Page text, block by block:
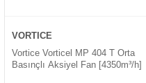
VORTICE
Vortice Vorticel MP 404 T Orta
Basınçlı Aksiyel Fan [4350m³/h]